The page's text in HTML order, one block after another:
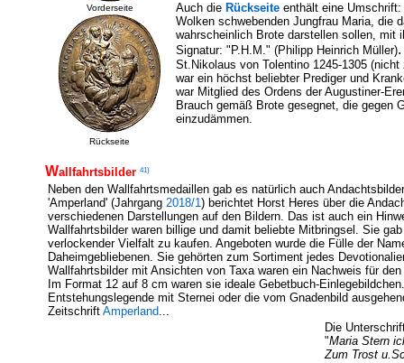
Vorderseite
Rückseite
Auch die Rückseiteenthält eine Umschrift:
Wolken schwebenden Jungfrau Maria, die
wahrscheinlich Brote darstellen sollen, mit
Signatur: "P.H.M." (Philipp Heinrich Müller).
St.Nikolaus von Tolentino 1245-1305
war ein höchst beliebter Prediger und
war Mitglied des Ordens der Augustiner-
Brauch gemäß Brote gesegnet, die gegen
einzudämmen.
Wallfahrtsbilder 41)
Neben den Wallfahrtsmedaillen gab es natürlich auch
'Amperland' (Jahrgang 2018/1) berichtet Horst Heres über die
verschiedenen Darstellungen auf den Bildern. Das ist auch ein
Wallfahrtsbilder waren billige und damit beliebte Mitbringsel. Sie
verlockender Vielfalt zu kaufen. Angeboten wurde die Fülle der
Daheimgebliebenen. Sie gehörten zum Sortiment jedes
Wallfahrtsbilder mit Ansichten von Taxa waren ein Nachweis für
Im Format 12 auf 8 cm waren sie ideale Gebetbuch-
Entstehungslegende mit Sternei oder die vom Gnadenbild
Zeitschrift Amperland...
Die
"Maria Stern
Zum Trost